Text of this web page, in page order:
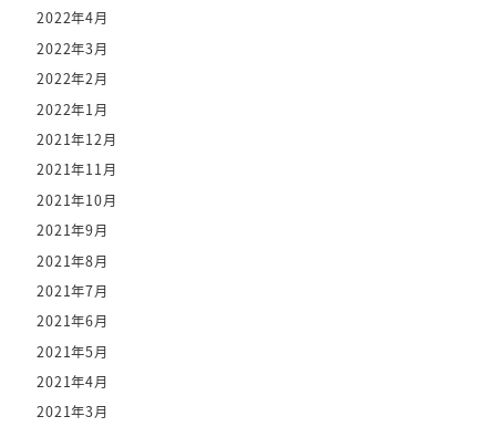
2022年4月
2022年3月
2022年2月
2022年1月
2021年12月
2021年11月
2021年10月
2021年9月
2021年8月
2021年7月
2021年6月
2021年5月
2021年4月
2021年3月